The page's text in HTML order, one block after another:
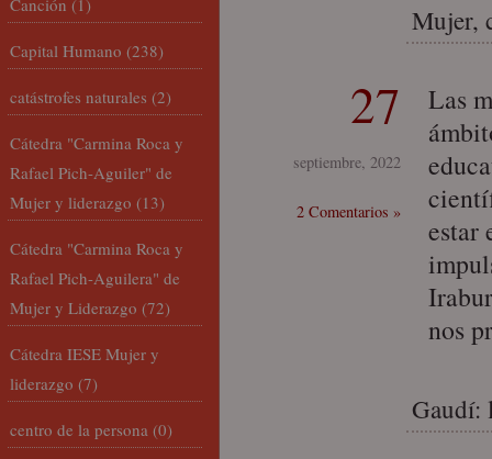
Mujer,
27
septiembre, 2022
2 Comentarios »
Las
estar
nos
Gaudí:
Canción (1)
Capital Humano (238)
catástrofes naturales (2)
Cátedra "Carmina Roca y
Rafael Pich-Aguiler" de
Mujer y liderazgo (13)
Cátedra "Carmina Roca y
Rafael Pich-Aguilera" de
Mujer y Liderazgo (72)
Cátedra IESE Mujer y
liderazgo (7)
centro de la persona (0)